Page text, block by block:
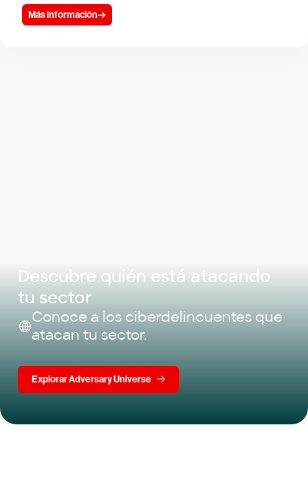
Más información
Descubre quién está atacando
tu sector
Conoce a los ciberdelincuentes que
atacan tu sector.
Explorar Adversary Universe